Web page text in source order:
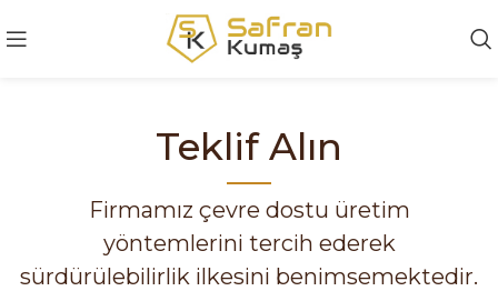
Teklif Alın
Firmamız çevre dostu üretim
yöntemlerini tercih ederek
sürdürülebilirlik ilkesini benimsemektedir.